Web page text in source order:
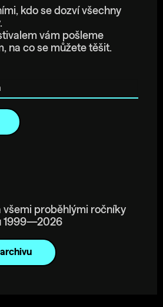
kdo se dozví všechny
vám pošleme
na co se můžete těšit.
všemi proběhlými ročníky
1999—2026